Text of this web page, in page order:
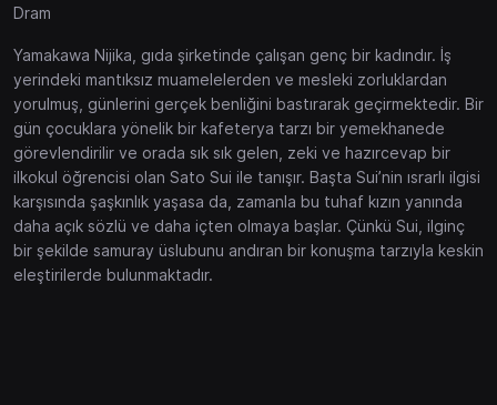
Dram
Yamakawa Nijika, gıda şirketinde çalışan genç bir kadındır. İş
yerindeki mantıksız muamelelerden ve mesleki zorluklardan
yorulmuş, günlerini gerçek benliğini bastırarak geçirmektedir. Bir
gün çocuklara yönelik bir kafeterya tarzı bir yemekhanede
görevlendirilir ve orada sık sık gelen, zeki ve hazırcevap bir
ilkokul öğrencisi olan Sato Sui ile tanışır. Başta Sui’nin ısrarlı ilgisi
karşısında şaşkınlık yaşasa da, zamanla bu tuhaf kızın yanında
daha açık sözlü ve daha içten olmaya başlar. Çünkü Sui, ilginç
bir şekilde samuray üslubunu andıran bir konuşma tarzıyla keskin
eleştirilerde bulunmaktadır.